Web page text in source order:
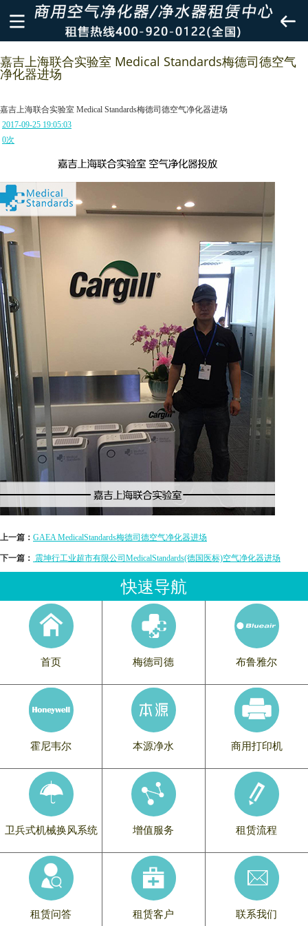
嘉吉上海联合实验室 Medical Standards梅德司德空气
净化器进场
嘉吉上海联合实验室 Medical Standards梅德司德空气净化器进场
2017-09-25 19:05:03
0次
上一篇： GAEA MedicalStandards梅德司德空气净化器进场
下一篇： 震坤行工业超市有限公司MedicalStandards(德国医标)空气净化器进场
快速导航
首页 梅德司德 布鲁雅尔
霍尼韦尔 本源净水 商用打印机
卫兵式机械换风系统 增值服务 租赁流程
租赁问答 租赁客户 联系我们